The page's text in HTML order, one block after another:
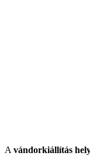
A vándorkiállítás